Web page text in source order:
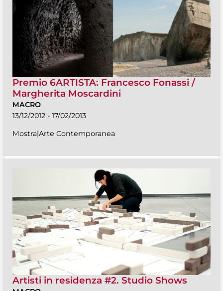
Premio 6ARTISTA: Francesco Fonassi /
Margherita Moscardini
MACRO
13/12/2012 - 17/02/2013
Mostra|Arte Contemporanea
Artisti in residenza #2. Studio Shows